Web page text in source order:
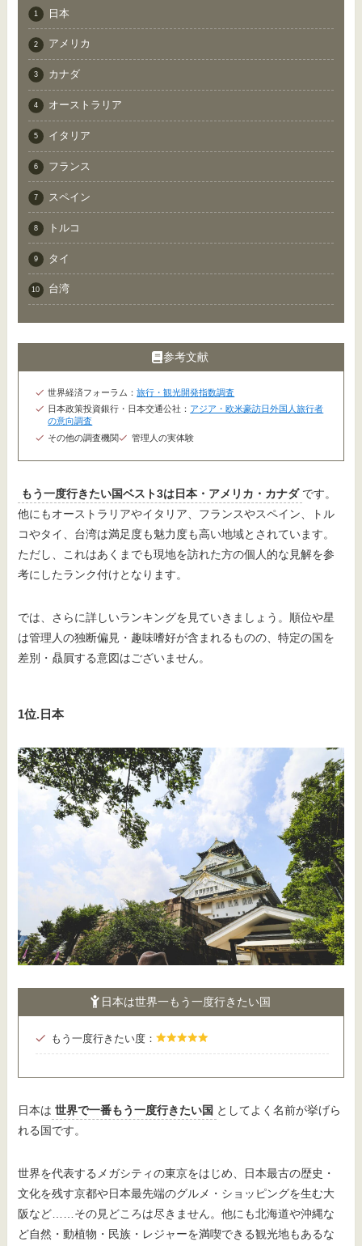
日本
アメリカ
カナダ
オーストラリア
イタリア
フランス
スペイン
トルコ
タイ
台湾
参考文献
世界経済フォーラム：旅行・観光開発指数調査
日本政策投資銀行・日本交通公社： アジア・欧米豪訪日外国人旅行者
の意向調査
その他の調査機関
管理人の実体験
もう一度行きたい国ベスト3は日本・アメリカ・カナダ です。
他にもオーストラリアやイタリア、フランスやスペイン、トル
コやタイ、台湾は満足度も魅力度も高い地域とされています。
ただし、これはあくまでも現地を訪れた方の個人的な見解を参
考にしたランク付けとなります。
では、さらに詳しいランキングを見ていきましょう。順位や星
は管理人の独断偏見・趣味嗜好が含まれるものの、特定の国を
差別・贔屓する意図はございません。
1位.日本
日本は世界一もう一度行きたい国
もう一度行きたい度：
日本は 世界で一番もう一度行きたい国 としてよく名前が挙げら
れる国です。
世界を代表するメガシティの東京をはじめ、日本最古の歴史・
文化を残す京都や日本最先端のグルメ・ショッピングを生む大
阪など……その見どころは尽きません。他にも北海道や沖縄な
ど自然・動植物・民族・レジャーを満喫できる観光地もあるな